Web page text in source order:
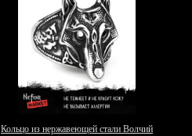
Кольцо из нержавеющей стали Волчий